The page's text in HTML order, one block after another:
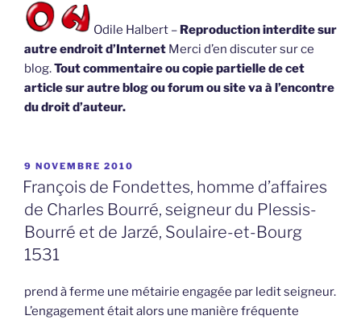
Odile Halbert – Reproduction interdite sur
autre endroit d’Internet Merci d’en discuter sur ce
blog.Tout commentaire ou copie partielle de cet
article sur autre blog ou forum ou site va à l’encontre
du droit d’auteur.
PUBLIÉ
LE
9 NOVEMBRE 2010
François de Fondettes, homme d’affaires
de Charles Bourré, seigneur du Plessis-
Bourré et de Jarzé, Soulaire-et-Bourg
1531
prend à ferme une métairie engagée par ledit seigneur.
L’engagement était alors une manière fréquente